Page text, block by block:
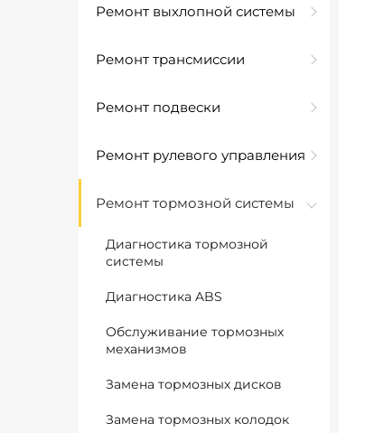
Ремонт выхлопной системы
Ремонт трансмиссии
Ремонт подвески
Ремонт рулевого управления
Ремонт тормозной системы
Диагностика тормозной
системы
Диагностика ABS
Обслуживание тормозных
механизмов
Замена тормозных дисков
Замена тормозных колодок